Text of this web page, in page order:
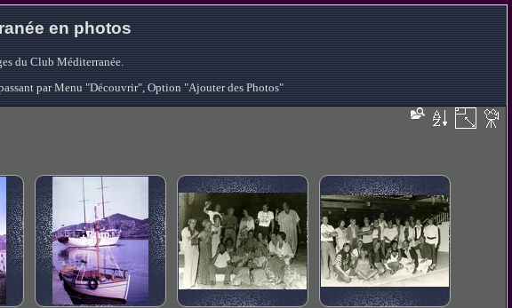
en photos
du Club Méditerranée.
par Menu "Découvrir", Option "Ajouter des Photos"